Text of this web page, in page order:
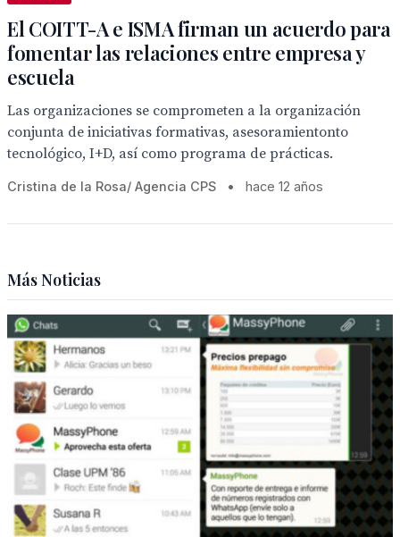
El COITT-A e ISMA firman un acuerdo para
fomentar las relaciones entre empresa y
escuela
Las organizaciones se comprometen a la organización
conjunta de iniciativas formativas, asesoramientonto
tecnológico, I+D, así como programa de prácticas.
Cristina de la Rosa/ Agencia CPS • hace 12 años
Más Noticias